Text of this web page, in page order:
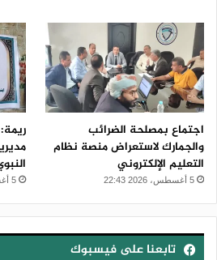
اجتماع بمصلحة الضرائب
والجمارك لاستعراض منصة نظام
التعليم الإلكتروني
5 أغسطس، 2026 22:43 5 أغسطس، 2026 22:17
تابعنا على فيسبوك